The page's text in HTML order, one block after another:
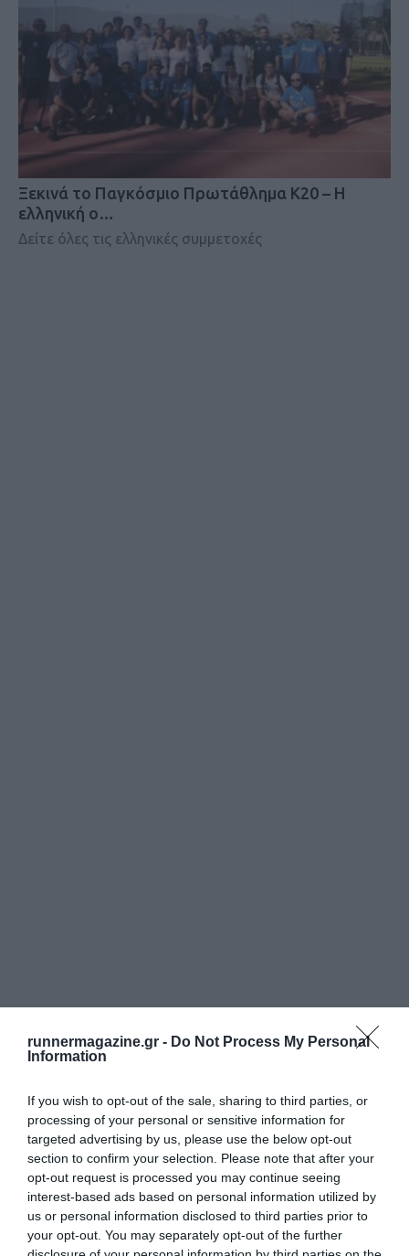
runnermagazine.gr - Do Not Process My Personal
Information
If you wish to opt-out of the sale, sharing to third parties, or
processing of your personal or sensitive information for
targeted advertising by us, please use the below opt-out
section to confirm your selection. Please note that after your
opt-out request is processed you may continue seeing
interest-based ads based on personal information utilized by
us or personal information disclosed to third parties prior to
your opt-out. You may separately opt-out of the further
Ξεκινά το Παγκόσμιο Πρωτάθλημα Κ20 – Η
ελληνική ο…
Δείτε όλες τις ελληνικές συμμετοχές